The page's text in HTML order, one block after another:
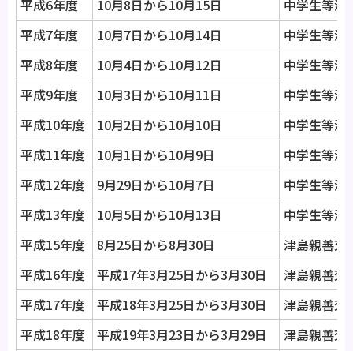
平成6年度
10月8日から10月15日
中学生等派
平成7年度
10月7日から10月14日
中学生等派
平成8年度
10月4日から10月12日
中学生等派
平成9年度
10月3日から10月11日
中学生等派
平成10年度
10月2日から10月10日
中学生等派
平成11年度
10月1日から10月9日
中学生等派
平成12年度
9月29日から10月7日
中学生等派
平成13年度
10月5日から10月13日
中学生等派
平成15年度
8月25日から8月30日
津島親善交
平成16年度
平成17年3月25日から3月30日
津島親善交
平成17年度
平成18年3月25日から3月30日
津島親善交
平成18年度
平成19年3月23日から3月29日
津島親善交